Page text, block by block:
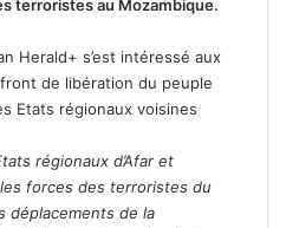
terroristes au Mozambique.
Herald+ s’est intéressé aux
de libération du peuple
Etats régionaux voisines
régionaux d’Afar et
forces des terroristes du
déplacements de la